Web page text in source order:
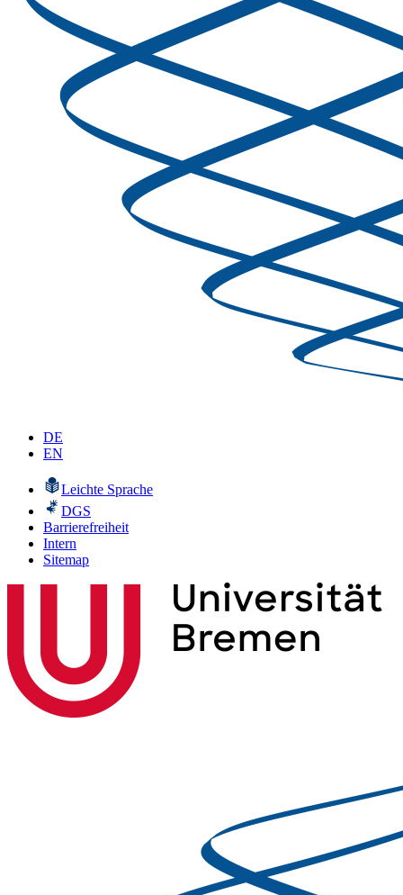
DE
EN
Leichte Sprache
DGS
Barrierefreiheit
Intern
Sitemap